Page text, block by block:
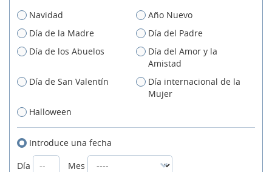
Navidad
Año Nuevo
Día de la Madre
Día del Padre
Día de los Abuelos
Día del Amor y la
Amistad
Día de San Valentín
Día internacional de la
Mujer
Halloween
Introduce una fecha
Día
Mes